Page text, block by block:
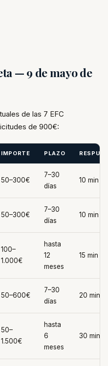
— 9 de mayo de
de las 7 EFC
de 900€:
IMPORTE PLAZO
50–300€
7–30
días
10 min
50–300€
7–30
días
10 min
100–
1.000€
hasta
12
meses
15 min
50–600€
7–30
días
20 min
50–
1.500€
hasta
6
meses
30 min